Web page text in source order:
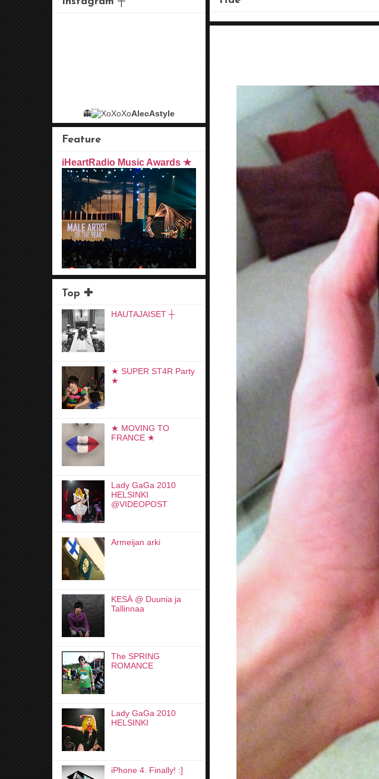
👻 AlecAstyle
Feature
iHeartRadio Music Awards ★
Top ✚
HAUTAJAISET ┼
★ SUPER ST4R Party
★
★ MOVING TO
FRANCE ★
Lady GaGa 2010
HELSINKI
@VIDEOPOST
Armeijan arki
KESÄ @ Duunia ja
Tallinnaa
The SPRING
ROMANCE
Lady GaGa 2010
HELSINKI
iPhone 4. Finally! :]